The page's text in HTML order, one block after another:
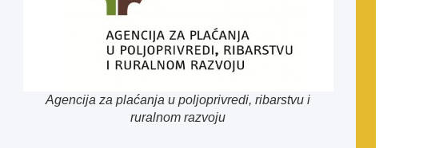
Agencija za plaćanja u poljoprivredi, ribarstvu i
ruralnom razvoju